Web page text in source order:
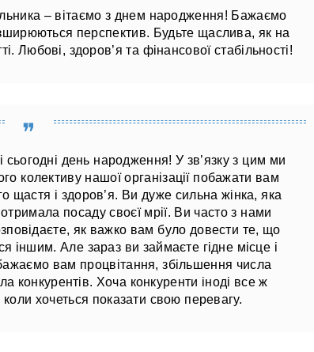
– вітаємо з днем ​​народження! Бажаємо
перспектив. Будьте щаслива, як на
Любові, здоров’я та фінансової стабільності!
день народження! У зв’язку з цим ми
колективу нашої організації побажати вам
щастя і здоров’я. Ви дуже сильна жінка, яка
посаду своєї мрії. Ви часто з нами
як важко вам було довести те, що
іншим. Але зараз ви займаєте гідне місце і
вам процвітання, збільшення числа
конкурентів. Хоча конкуренти іноді все ж
хочеться показати свою перевагу.